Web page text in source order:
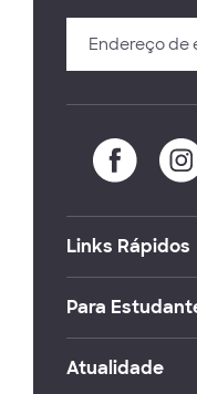
Links Rápidos
Para
Atualidade